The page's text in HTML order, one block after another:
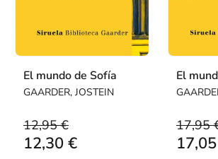
El mundo de Sofía
GAARDER, JOSTEIN
12,95 €
12,30 €
El
17,95